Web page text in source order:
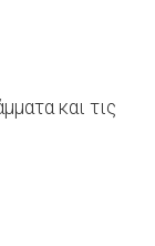
και τις